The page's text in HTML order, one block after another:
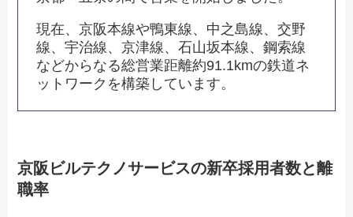
現在、京阪本線や鴨東線、中之島線、交野
線、宇治線、京津線、石山坂本線、鋼索線
などからなる総営業距離約91.1kmの鉄道ネ
ットワークを構築しています。
京阪ビルテクノサービスの新卒採用者数と離
職率